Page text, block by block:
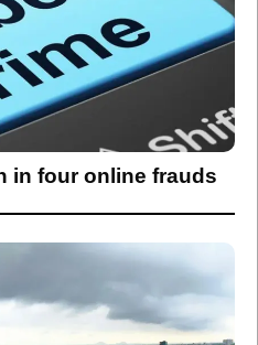
in four online frauds